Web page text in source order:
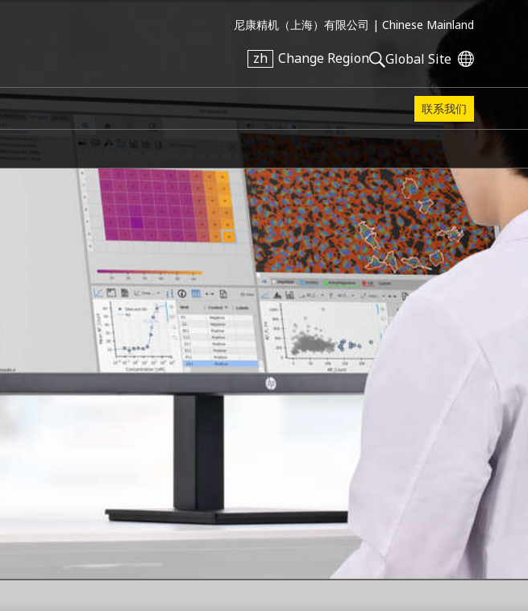
尼康精机（上海）有限公司 | Chinese Mainland
zh Change Region Global Site
联系我们